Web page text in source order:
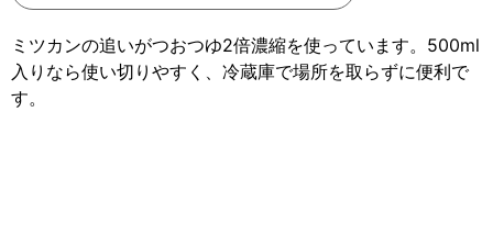
ミツカンの追いがつおつゆ2倍濃縮を使っています。500ml
入りなら使い切りやすく、冷蔵庫で場所を取らずに便利で
す。